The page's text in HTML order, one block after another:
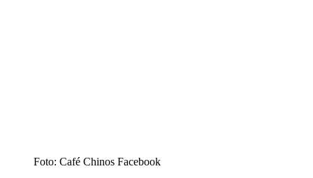
Foto: Café Chinos Facebook